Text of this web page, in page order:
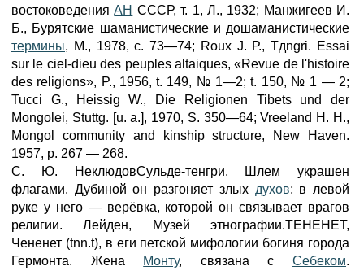
востоковеденияАН СССР, т. 1, Л., 1932; Манжигеев И.
Б., Бурятские шаманистические и дошаманистические
термины, М., 1978, с. 73—74; Roux J. Р., Tдngri. Essai
sur le ciel-dieu des peuples altaiques, «Revue de l'histoire
des religions», P., 1956, t. 149, № 1—2; t. 150, № 1 — 2;
Tucci G., Heissig W., Die Religionen Tibets und der
Mongolei, Stuttg. [u. a.], 1970, S. 350—64; Vreeland H. H.,
Mongol community and kinship structure, New Haven.
1957, p. 267 — 268.
С. Ю. НеклюдовСульде-тенгри. Шлем украшен
флагами. Дубиной он разгоняет злых духов; в левой
руке у него — верёвка, которой он связывает врагов
религии. Лейден, Музей этнографии.TEHEHЕT,
Чененет (tnn.t), в еги петской мифологии богиня города
Гермонта. Жена
Монту, связана сСебеком.